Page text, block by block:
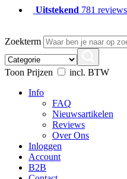
Uitstekend 781
Zoekterm
Toon Prijzen
incl. BTW
Info
FAQ
Nieuwsartikelen
Reviews
Over Ons
Inloggen
Account
B2B